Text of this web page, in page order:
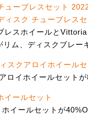
ューブレスセット
ィスク チューブレス
レスホイールと
リム、ディスクブレー
スクアロイホイールセ
ロイホイールセット
ールセット
イールセットが